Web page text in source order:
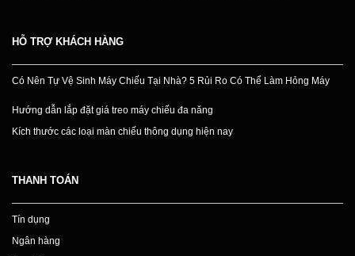
HỖ TRỢ KHÁCH HÀNG
Có Nên Tự Vệ Sinh Máy Chiếu Tại Nhà? 5 Rủi Ro Có Thể Làm Hỏng Máy
Hướng dẫn lắp đặt giá treo máy chiếu đa năng
Kích thước các loại màn chiếu thông dụng hiện nay
THANH TOÁN
Tín dụng
Ngân hàng